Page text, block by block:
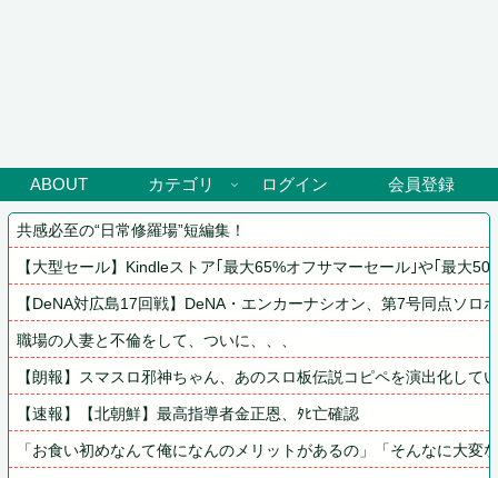
ABOUT カテゴリ ログイン 会員登録
共感必至の“日常修羅場”短編集！
【大型セール】Kindleストア｢最大65%オフサマーセール｣や｢最大
【DeNA対広島17回戦】DeNA・エンカーナシオン、第7号同点ソロ
職場の人妻と不倫をして、ついに、、、
【朗報】スマスロ邪神ちゃん、あのスロ板伝説コピペを演出化して
【速報】【北朝鮮】最高指導者金正恩、ﾀﾋ亡確認
「お食い初めなんて俺になんのメリットがあるの」「そんなに大